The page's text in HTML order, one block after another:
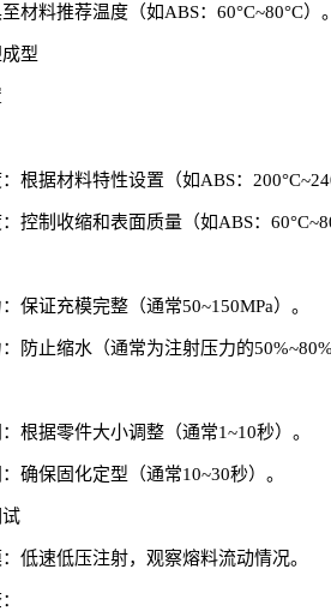
材料推荐温度（如ABS：60°C~80°C）。
型
根据材料特性设置（如ABS：
控制收缩和表面质量（如ABS：
保证充模完整（通常50~150MPa）。
防止缩水（通常为注射压力的50%~80%
根据零件大小调整（通常1~10秒）。
确保固化定型（通常10~30秒）。
低速低压注射，观察熔料流动情况。